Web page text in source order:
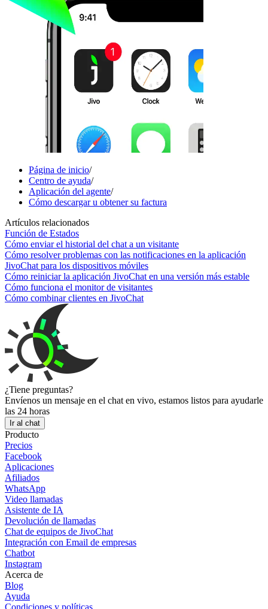
Página de inicio/
Centro de ayuda/
Aplicación del agente/
Cómo descargar u obtener su factura
Artículos relacionados
Función de Estados
Cómo enviar el historial del chat a un visitante
Cómo resolver problemas con las notificaciones en la aplicación
JivoChat para los dispositivos móviles
Cómo reiniciar la aplicación JivoChat en una versión más estable
Cómo funciona el monitor de visitantes
Cómo combinar clientes en JivoChat
¿Tiene preguntas?
Envíenos un mensaje en el chat en vivo, estamos listos para ayudarle
las 24 horas
Ir al chat
Producto
Precios
Facebook
Aplicaciones
Afiliados
WhatsApp
Video llamadas
Asistente de IA
Devolución de llamadas
Chat de equipos de JivoChat
Integración con Email de empresas
Chatbot
Instagram
Acerca de
Blog
Ayuda
Condiciones y políticas